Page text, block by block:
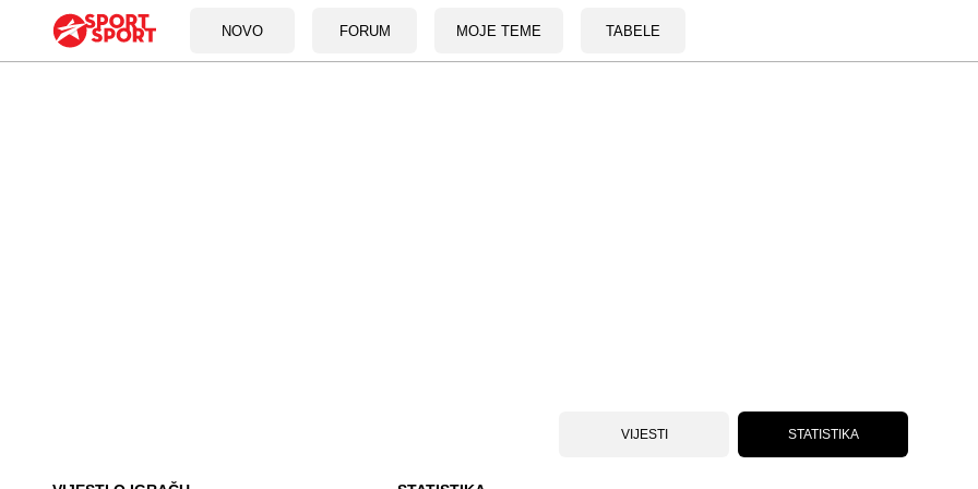
NOVO FORUM MOJE TEME TABELE
VIJESTI STATISTIKA